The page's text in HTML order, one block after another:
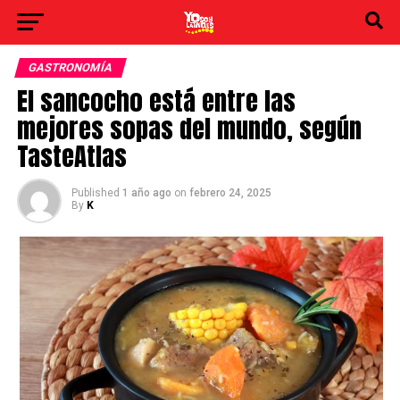
GASTRONOMÍA
El sancocho está entre las
mejores sopas del mundo, según
TasteAtlas
Published 1 año ago on febrero 24, 2025
By K